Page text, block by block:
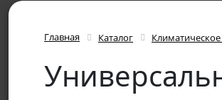
Главная Каталог